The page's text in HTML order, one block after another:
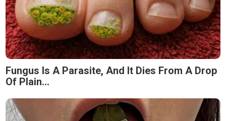
Fungus Is A Parasite, And It Dies From A Drop
Of Plain...